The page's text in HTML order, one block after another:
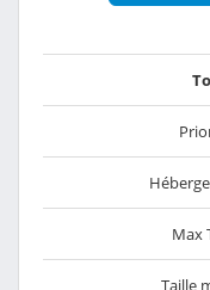
Max
Taille